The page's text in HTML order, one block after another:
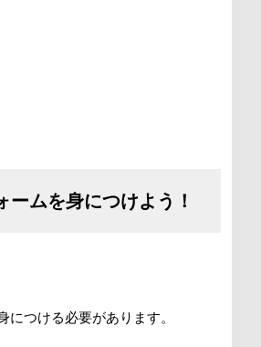
ムを身につけよう！
つける必要があります。